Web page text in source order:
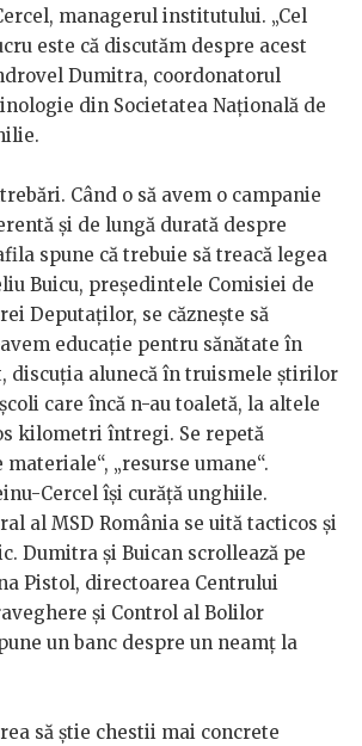
managerul institutului. „Cel
este că discutăm despre acest
Dumitra, coordonatorul
din Societatea Națională de
Când o să avem o campanie
și de lungă durată despre
spune că trebuie să treacă legea
Buicu, președintele Comisiei de
Deputaților, se căznește să
educație pentru sănătate în
discuția alunecă în truismele știrilor
care încă n-au toaletă, la altele
kilometri întregi. Se repetă
„resurse umane“.
Cercel își curăță unghiile.
al MSD România se uită tacticos și
Dumitra și Buican scrollează pe
Pistol, directoarea Centrului
și Control al Bolilor
un banc despre un neamț la
să știe chestii mai concrete